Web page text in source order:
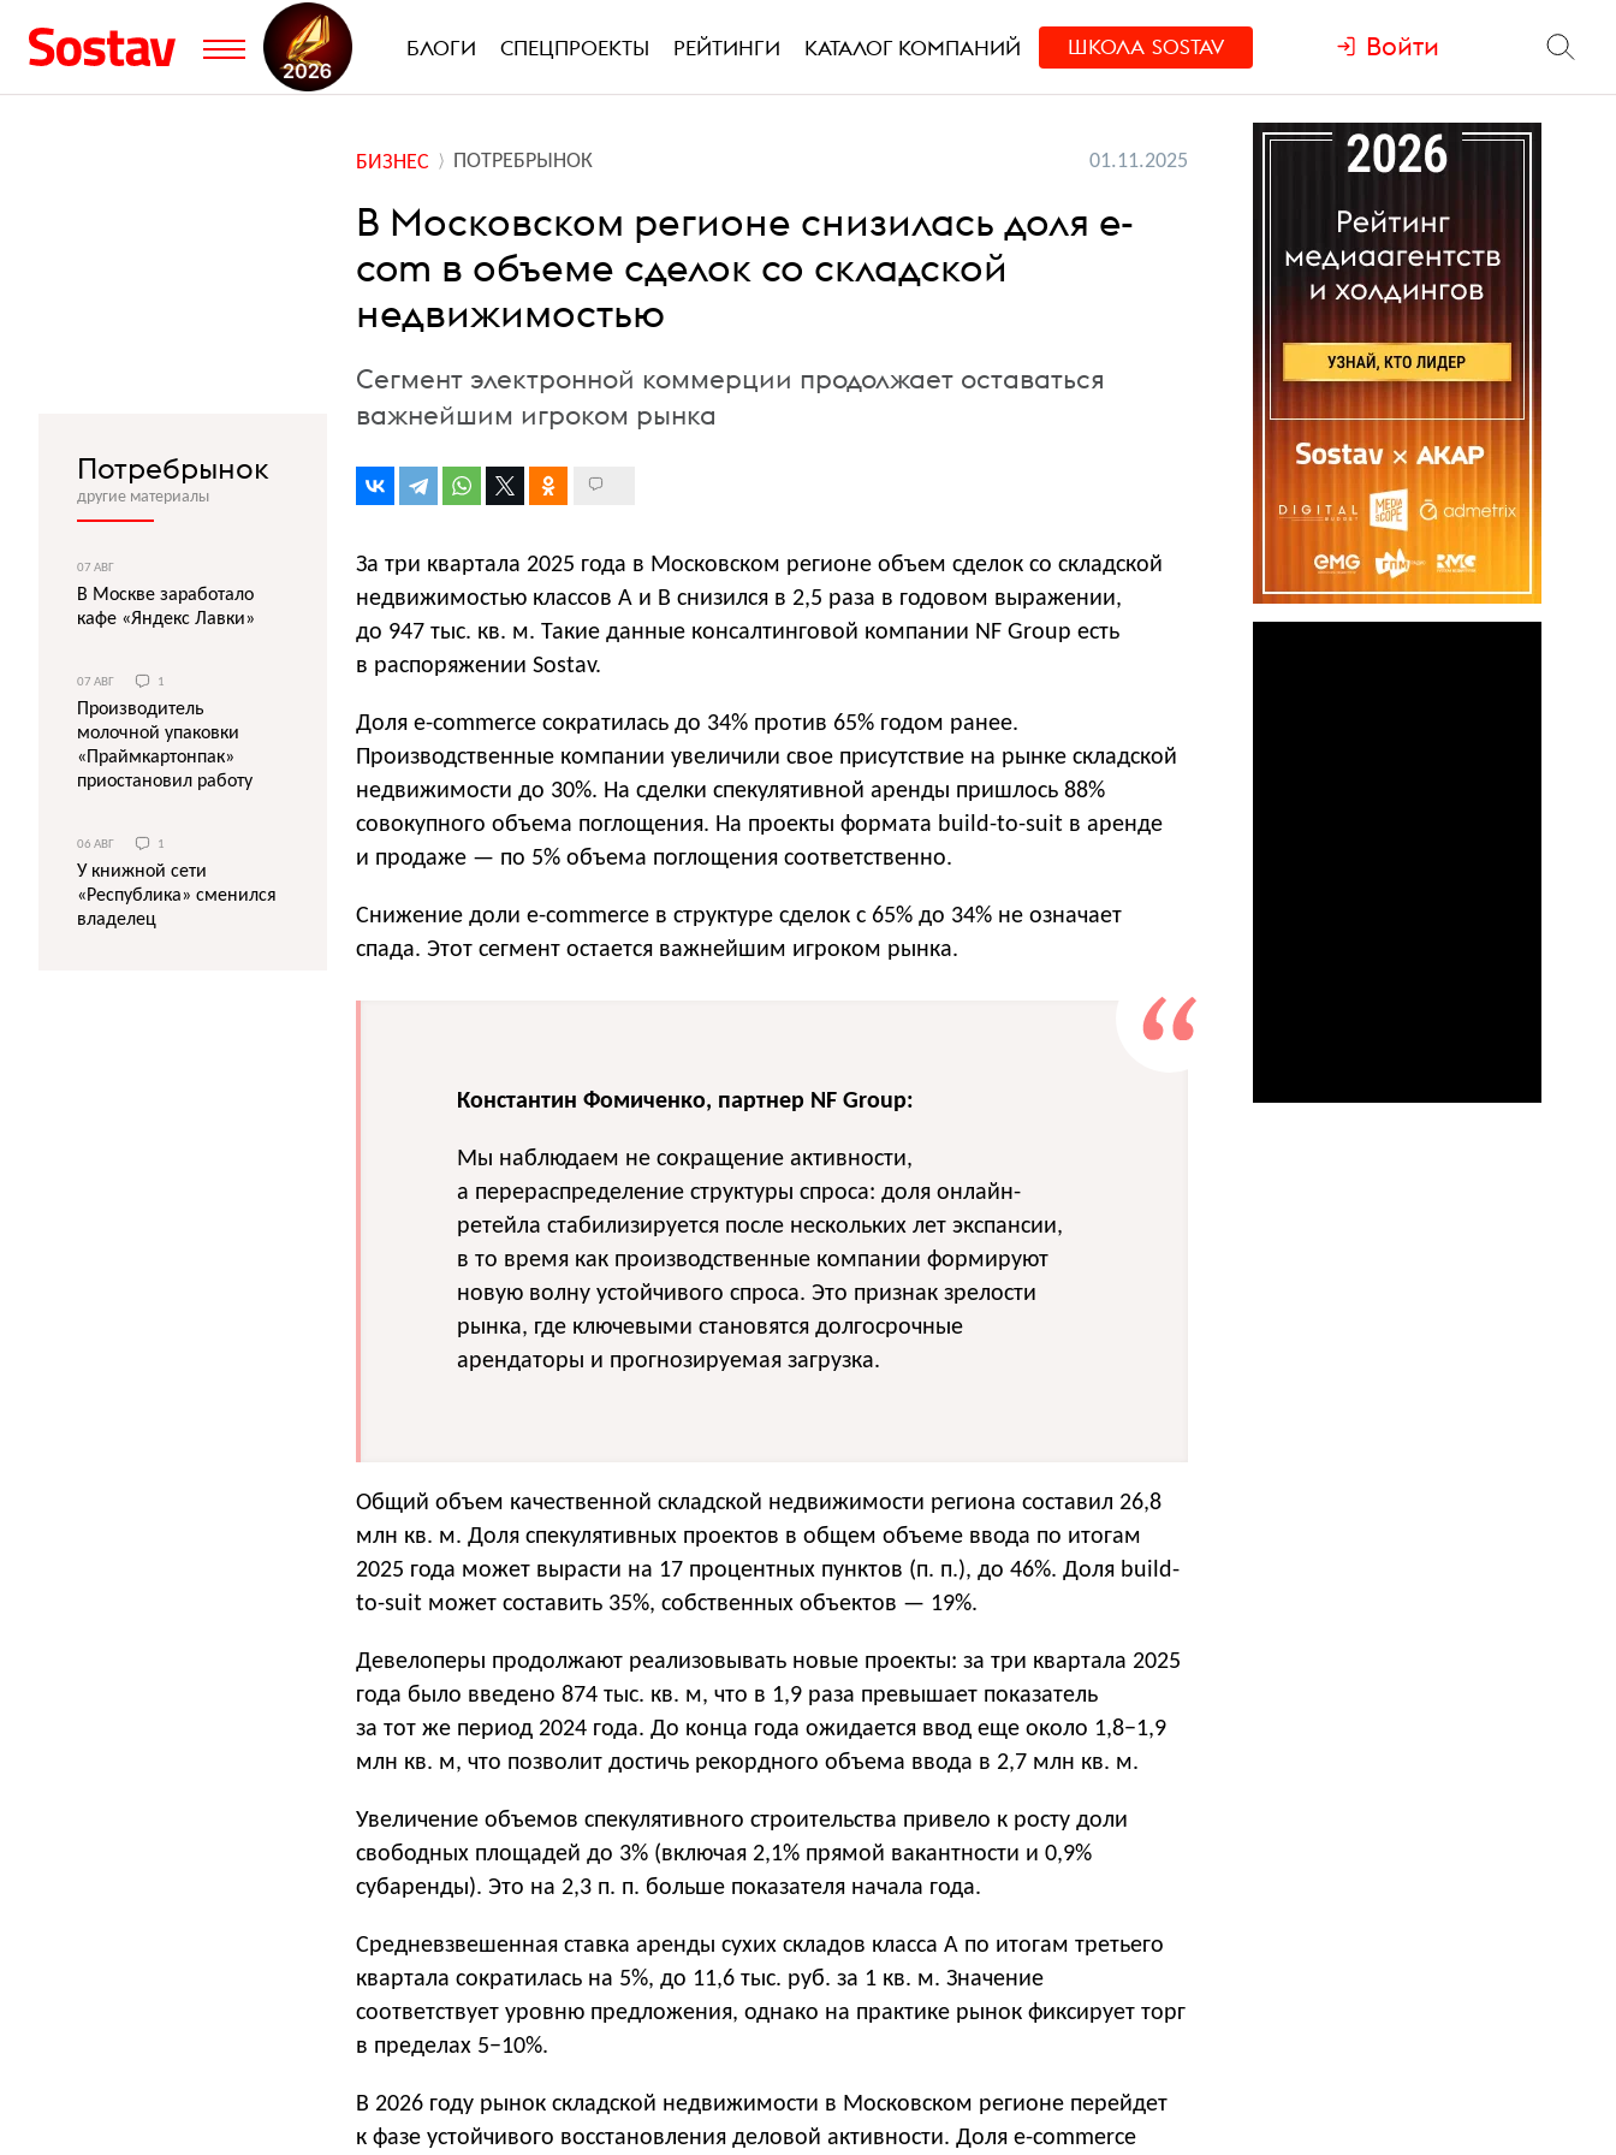
БЛОГИ СПЕЦПРОЕКТЫ РЕЙТИНГИ КАТАЛОГ КОМПАНИЙ ШКОЛА SOSTAV Войти
БИЗНЕС ПОТРЕБРЫНОК 01.11.2025
В Московском регионе снизилась доля e-
com в объеме сделок со складской
недвижимостью
Сегмент электронной коммерции продолжает оставаться
важнейшим игроком рынка
За три квартала 2025 года в Московском регионе объем сделок со складской
недвижимостью классов A и B снизился в 2,5 раза в годовом выражении,
до 947 тыс. кв. м. Такие данные консалтинговой компании NF Group есть
в распоряжении Sostav.
Доля e-commerce сократилась до 34% против 65% годом ранее.
Производственные компании увеличили свое присутствие на рынке складской
недвижимости до 30%. На сделки спекулятивной аренды пришлось 88%
совокупного объема поглощения. На проекты формата build-to-suit в аренде
и продаже — по 5% объема поглощения соответственно.
Снижение доли e-commerce в структуре сделок с 65% до 34% не означает
спада. Этот сегмент остается важнейшим игроком рынка.
Константин Фомиченко, партнер NF Group:
Мы наблюдаем не сокращение активности,
а перераспределение структуры спроса: доля онлайн-
ретейла стабилизируется после нескольких лет экспансии,
в то время как производственные компании формируют
новую волну устойчивого спроса. Это признак зрелости
рынка, где ключевыми становятся долгосрочные
арендаторы и прогнозируемая загрузка.
Общий объем качественной складской недвижимости региона составил 26,8
млн кв. м. Доля спекулятивных проектов в общем объеме ввода по итогам
2025 года может вырасти на 17 процентных пунктов (п. п.), до 46%. Доля build-
to-suit может составить 35%, собственных объектов — 19%.
Девелоперы продолжают реализовывать новые проекты: за три квартала 2025
года было введено 874 тыс. кв. м, что в 1,9 раза превышает показатель
за тот же период 2024 года. До конца года ожидается ввод еще около 1,8−1,9
млн кв. м, что позволит достичь рекордного объема ввода в 2,7 млн кв. м.
Увеличение объемов спекулятивного строительства привело к росту доли
свободных площадей до 3% (включая 2,1% прямой вакантности и 0,9%
субаренды). Это на 2,3 п. п. больше показателя начала года.
Средневзвешенная ставка аренды сухих складов класса A по итогам третьего
квартала сократилась на 5%, до 11,6 тыс. руб. за 1 кв. м. Значение
соответствует уровню предложения, однако на практике рынок фиксирует торг
в пределах 5−10%.
В 2026 году рынок складской недвижимости в Московском регионе перейдет
к фазе устойчивого восстановления деловой активности. Доля e-commerce
Потребрынок
другие материалы
07 АВГ
В Москве заработало
кафе «Яндекс Лавки»
07 АВГ 1
Производитель
молочной упаковки
«Праймкартонпак»
приостановил работу
06 АВГ 1
У книжной сети
«Республика» сменился
владелец